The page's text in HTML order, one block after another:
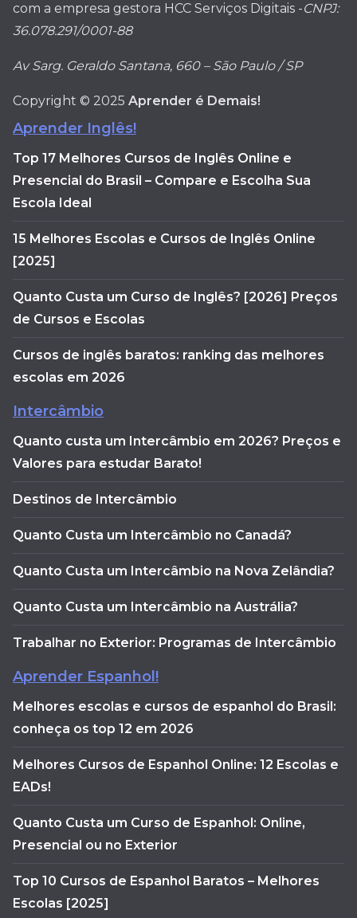
com a empresa gestora HCC Serviços Digitais -CNPJ:
36.078.291/0001-88
Av Sarg. Geraldo Santana, 660 – São Paulo / SP
Copyright © 2025 Aprender é Demais!
Aprender Inglês!
Top 17 Melhores Cursos de Inglês Online e
Presencial do Brasil – Compare e Escolha Sua
Escola Ideal
15 Melhores Escolas e Cursos de Inglês Online
[2025]
Quanto Custa um Curso de Inglês? [2026] Preços
de Cursos e Escolas
Cursos de inglês baratos: ranking das melhores
escolas em 2026
Intercâmbio
Quanto custa um Intercâmbio em 2026? Preços e
Valores para estudar Barato!
Destinos de Intercâmbio
Quanto Custa um Intercâmbio no Canadá?
Quanto Custa um Intercâmbio na Nova Zelândia?
Quanto Custa um Intercâmbio na Austrália?
Trabalhar no Exterior: Programas de Intercâmbio
Aprender Espanhol!
Melhores escolas e cursos de espanhol do Brasil:
conheça os top 12 em 2026
Melhores Cursos de Espanhol Online: 12 Escolas e
EADs!
Quanto Custa um Curso de Espanhol: Online,
Presencial ou no Exterior
Top 10 Cursos de Espanhol Baratos – Melhores
Escolas [2025]